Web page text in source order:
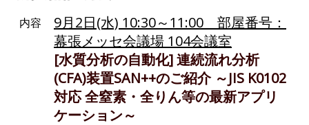
内容
9月2日(水) 10:30～11:00 部屋番号：
幕張メッセ会議場 104会議室
[水質分析の自動化] 連続流れ分析
(CFA)装置SAN++のご紹介 ～JIS K0102
対応 全窒素・全りん等の最新アプリ
ケーション～